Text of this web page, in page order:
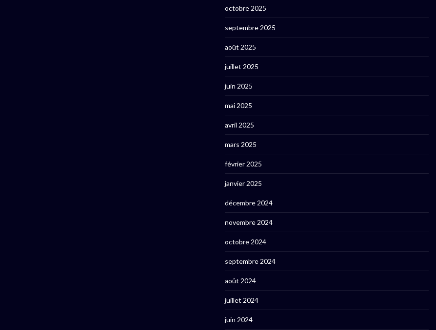
octobre 2025
septembre 2025
août 2025
juillet 2025
juin 2025
mai 2025
avril 2025
mars 2025
février 2025
janvier 2025
décembre 2024
novembre 2024
octobre 2024
septembre 2024
août 2024
juillet 2024
juin 2024